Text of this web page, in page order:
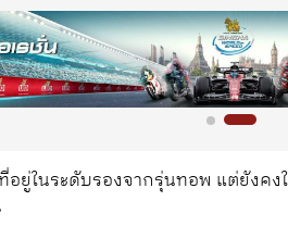
ที่อยู่ในระดับรองจากรุ่นทอพ แต่ยัง